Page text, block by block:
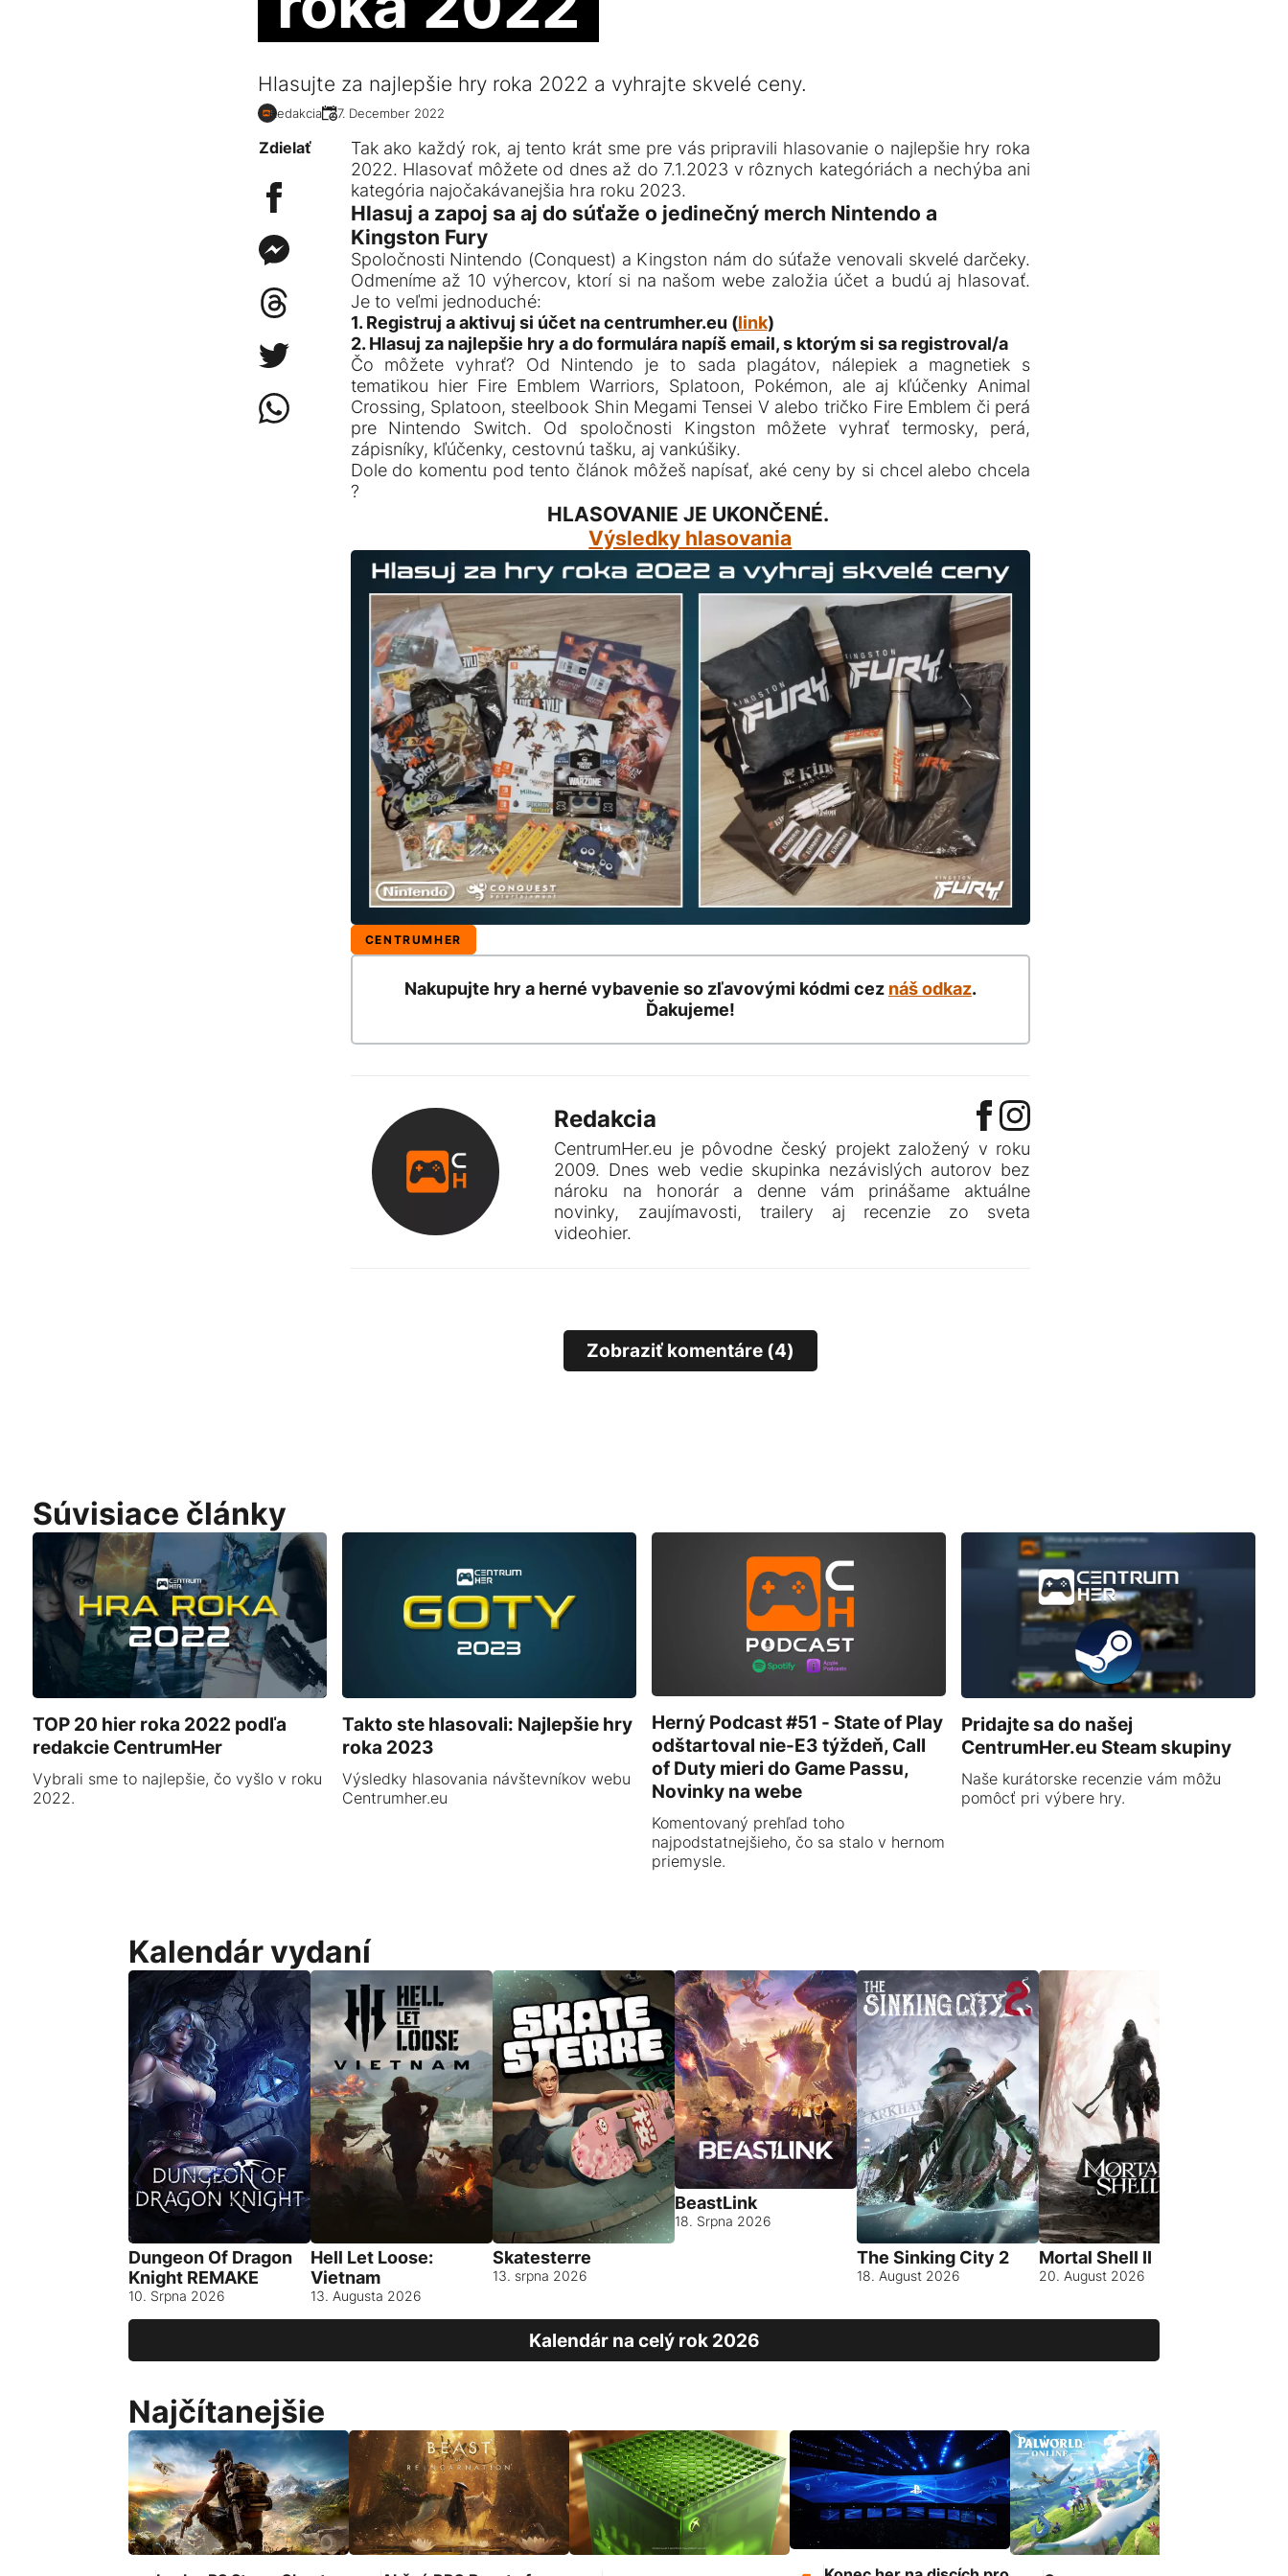
Hlasujte za najlepšie hry roka 2022 a vyhrajte skvelé ceny.
Redakcia 27. December 2022
Zdielať
Tak ako každý rok, aj tento krát sme pre vás pripravili hlasovanie o najlepšie hry roka
2022. Hlasovať môžete od dnes až do 7.1.2023 v rôznych kategóriách a nechýba ani
kategória najočakávanejšia hra roku 2023.
Hlasuj a zapoj sa aj do súťaže o jedinečný merch Nintendo a
Kingston Fury
Spoločnosti Nintendo (Conquest) a Kingston nám do súťaže venovali skvelé darčeky.
Odmeníme až 10 výhercov, ktorí si na našom webe založia účet a budú aj hlasovať.
Je to veľmi jednoduché:
1. Registruj a aktivuj si účet na centrumher.eu (link)
2. Hlasuj za najlepšie hry a do formulára napíš email, s ktorým si sa registroval/a
Čo môžete vyhrať? Od Nintendo je to sada plagátov, nálepiek a magnetiek s
tematikou hier Fire Emblem Warriors, Splatoon, Pokémon, ale aj kľúčenky Animal
Crossing, Splatoon, steelbook Shin Megami Tensei V alebo tričko Fire Emblem či perá
pre Nintendo Switch. Od spoločnosti Kingston môžete vyhrať termosky, perá,
zápisníky, kľúčenky, cestovnú tašku, aj vankúšiky.
Dole do komentu pod tento článok môžeš napísať, aké ceny by si chcel alebo chcela
?
HLASOVANIE JE UKONČENÉ.
Výsledky hlasovania
CENTRUMHER
Nakupujte hry a herné vybavenie so zľavovými kódmi cez náš odkaz.
Ďakujeme!
Redakcia
CentrumHer.eu je pôvodne český projekt založený v roku
2009. Dnes web vedie skupinka nezávislých autorov bez
nároku na honorár a denne vám prinášame aktuálne
novinky, zaujímavosti, trailery aj recenzie zo sveta
videohier.
Zobraziť komentáre (4)
Súvisiace články
TOP 20 hier roka 2022 podľa
redakcie CentrumHer
Vybrali sme to najlepšie, čo vyšlo v roku
2022.
Takto ste hlasovali: Najlepšie hry
roka 2023
Výsledky hlasovania návštevníkov webu
Centrumher.eu
Herný Podcast #51 - State of Play
odštartoval nie-E3 týždeň, Call
of Duty mieri do Game Passu,
Novinky na webe
Komentovaný prehľad toho
najpodstatnejšieho, čo sa stalo v hernom
priemysle.
Pridajte sa do našej
CentrumHer.eu Steam skupiny
Naše kurátorske recenzie vám môžu
pomôcť pri výbere hry.
Kalendár vydaní
Dungeon Of Dragon
Knight REMAKE
10. Srpna 2026
Hell Let Loose:
Vietnam
13. Augusta 2026
Skatesterre
13. srpna 2026
BeastLink
18. Srpna 2026
The Sinking City 2
18. August 2026
Mortal Shell II
20. August 2026
Kalendár na celý rok 2026
Najčítanejšie